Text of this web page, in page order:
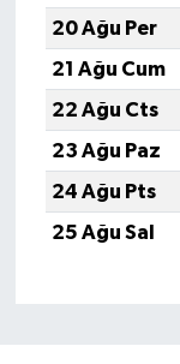
20 Ağu Per
21 Ağu Cum
22 Ağu Cts
23 Ağu Paz
24 Ağu Pts
25 Ağu Sal